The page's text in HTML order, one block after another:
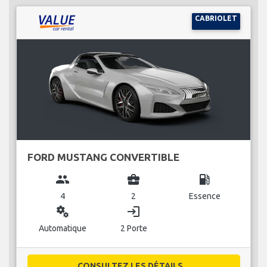
CABRIOLET
FORD MUSTANG CONVERTIBLE
group
4
business_center
2
local_gas_station
Essence
miscellaneous_services
Automatique
login
2 Porte